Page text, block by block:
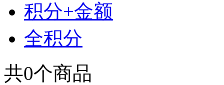
积分+金额
全积分
共0个商品